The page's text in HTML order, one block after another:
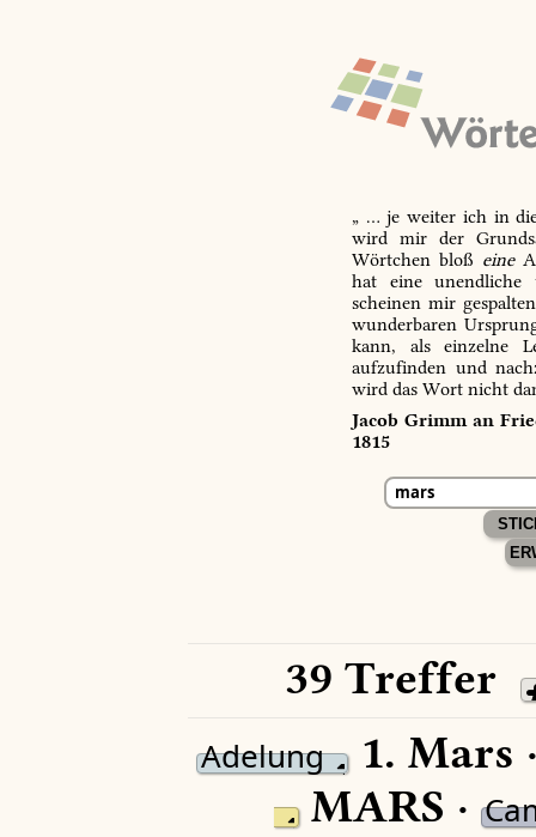
„ … je weiter ich in
wird mir der
Wörtchen bloß eine
hat eine unendliche
scheinen mir
wunderbaren
kann, als einzelne
aufzufinden und
wird das Wort nicht
Jacob Grimm an
1815
39 Treffer
Adelung 1. Mars
MARS ·